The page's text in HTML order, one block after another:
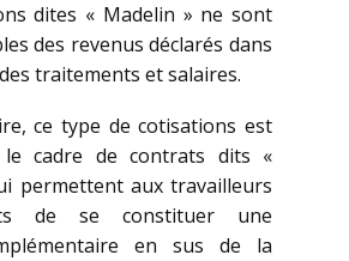
dites « Madelin » ne sont
des revenus déclarés dans
traitements et salaires.
ce type de cotisations est
le cadre de contrats dits «
permettent aux travailleurs
de se constituer une
en sus de la